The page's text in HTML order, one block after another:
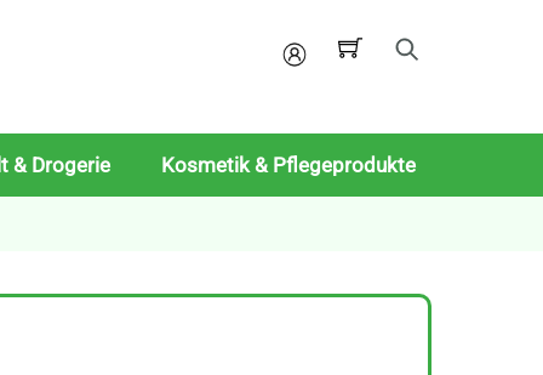
Mein
& Drogerie Kosmetik & Pflegeprodukte